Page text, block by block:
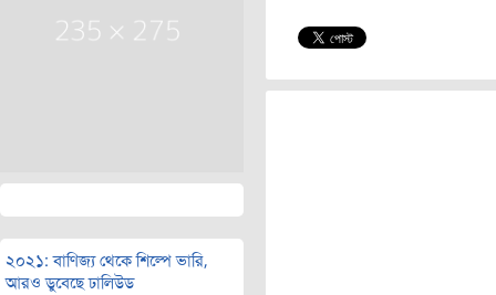
২০২১: বাণিজ্য থেকে শিল্পে ভারি,
আরও ডুবেছে ঢালিউড